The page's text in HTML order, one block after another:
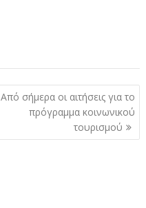
Από σήμερα οι αιτήσεις για το
πρόγραμμα κοινωνικού
τουρισμού